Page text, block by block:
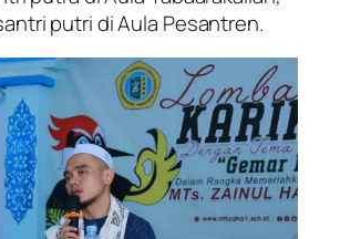
putri di Aula Pesantren.